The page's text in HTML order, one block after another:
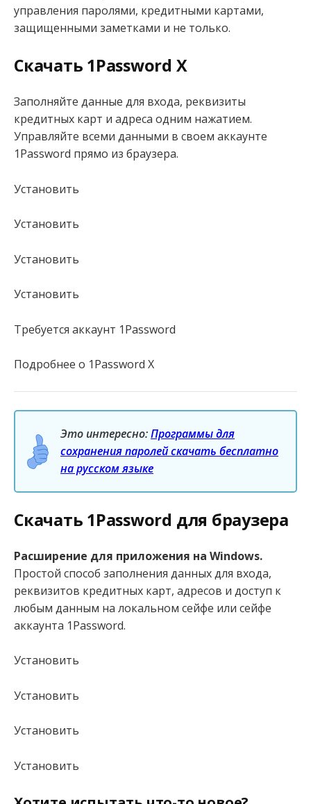
управления паролями, кредитными картами,
защищенными заметками и не только.
Скачать 1Password X
Заполняйте данные для входа, реквизиты
кредитных карт и адреса одним нажатием.
Управляйте всеми данными в своем аккаунте
1Password прямо из браузера.
Установить
Установить
Установить
Установить
Требуется аккаунт 1Password
Подробнее о 1Password X
Это интересно:Программы для
сохранения паролей скачать бесплатно
на русском языке
Скачать 1Password для браузера
Расширение для приложения на Windows.
Простой способ заполнения данных для входа,
реквизитов кредитных карт, адресов и доступ к
любым данным на локальном сейфе или сейфе
аккаунта 1Password.
Установить
Установить
Установить
Установить